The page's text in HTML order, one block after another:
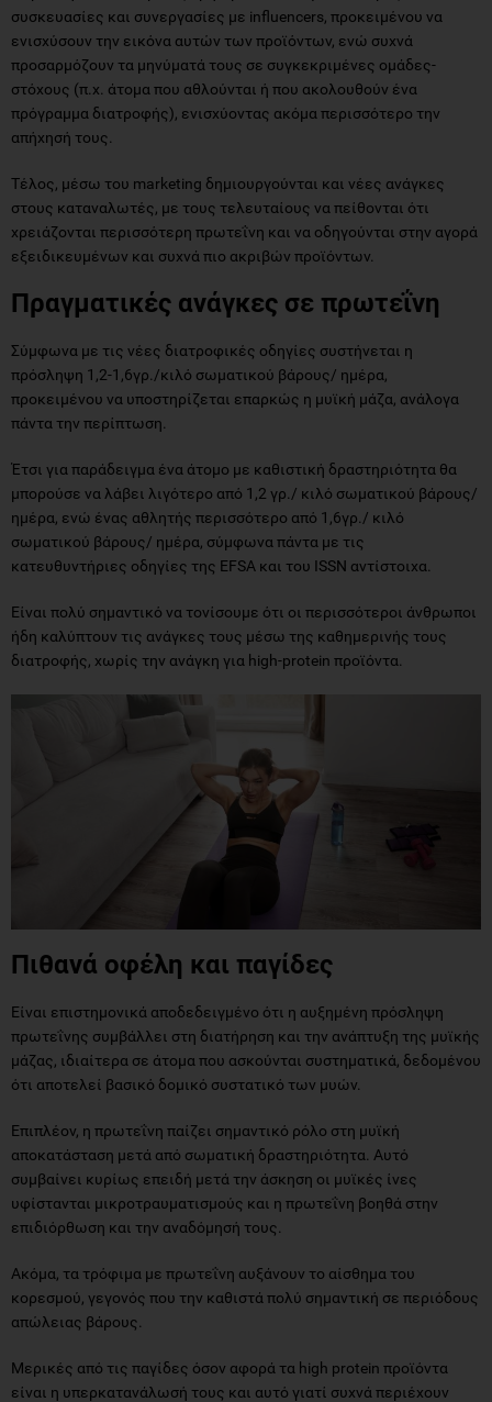
συσκευασίες και συνεργασίες με influencers, προκειμένου να
ενισχύσουν την εικόνα αυτών των προϊόντων, ενώ συχνά
προσαρμόζουν τα μηνύματά τους σε συγκεκριμένες ομάδες-
στόχους (π.χ. άτομα που αθλούνται ή που ακολουθούν ένα
πρόγραμμα διατροφής), ενισχύοντας ακόμα περισσότερο την
απήχησή τους.
Τέλος, μέσω του marketing δημιουργούνται και νέες ανάγκες
στους καταναλωτές, με τους τελευταίους να πείθονται ότι
χρειάζονται περισσότερη πρωτεΐνη και να οδηγούνται στην αγορά
εξειδικευμένων και συχνά πιο ακριβών προϊόντων.
Πραγματικές ανάγκες σε πρωτεΐνη
Σύμφωνα με τις νέες διατροφικές οδηγίες συστήνεται η
πρόσληψη 1,2-1,6γρ./κιλό σωματικού βάρους/ ημέρα,
προκειμένου να υποστηρίζεται επαρκώς η μυϊκή μάζα, ανάλογα
πάντα την περίπτωση.
Έτσι για παράδειγμα ένα άτομο με καθιστική δραστηριότητα θα
μπορούσε να λάβει λιγότερο από 1,2 γρ./ κιλό σωματικού βάρους/
ημέρα, ενώ ένας αθλητής περισσότερο από 1,6γρ./ κιλό
σωματικού βάρους/ ημέρα, σύμφωνα πάντα με τις
κατευθυντήριες οδηγίες της EFSA και του ISSN αντίστοιχα.
Είναι πολύ σημαντικό να τονίσουμε ότι οι περισσότεροι άνθρωποι
ήδη καλύπτουν τις ανάγκες τους μέσω της καθημερινής τους
διατροφής, χωρίς την ανάγκη για high-protein προϊόντα.
Πιθανά οφέλη και παγίδες
Είναι επιστημονικά αποδεδειγμένο ότι η αυξημένη πρόσληψη
πρωτεΐνης συμβάλλει στη διατήρηση και την ανάπτυξη της μυϊκής
μάζας, ιδιαίτερα σε άτομα που ασκούνται συστηματικά, δεδομένου
ότι αποτελεί βασικό δομικό συστατικό των μυών.
Επιπλέον, η πρωτεΐνη παίζει σημαντικό ρόλο στη μυϊκή
αποκατάσταση μετά από σωματική δραστηριότητα. Αυτό
συμβαίνει κυρίως επειδή μετά την άσκηση οι μυϊκές ίνες
υφίστανται μικροτραυματισμούς και η πρωτεΐνη βοηθά στην
επιδιόρθωση και την αναδόμησή τους.
Ακόμα, τα τρόφιμα με πρωτεΐνη αυξάνουν το αίσθημα του
κορεσμού, γεγονός που την καθιστά πολύ σημαντική σε περιόδους
απώλειας βάρους.
Μερικές από τις παγίδες όσον αφορά τα high protein προϊόντα
είναι η υπερκατανάλωσή τους και αυτό γιατί συχνά περιέχουν